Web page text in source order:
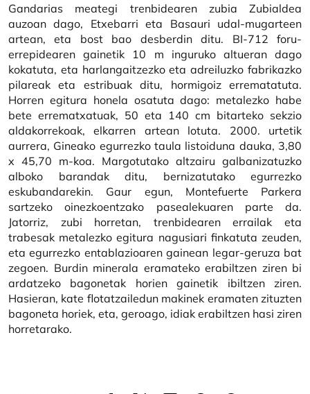
Gandarias meategi trenbidearen zubia Zubialdea
auzoan dago, Etxebarri eta Basauri udal-mugarteen
artean, eta bost bao desberdin ditu. BI-712 foru-
errepidearen gainetik 10 m inguruko altueran dago
kokatuta, eta harlangaitzezko eta adreiluzko fabrikazko
pilareak eta estribuak ditu, hormigoiz errematatuta.
Horren egitura honela osatuta dago: metalezko habe
bete errematxatuak, 50 eta 140 cm bitarteko sekzio
aldakorrekoak, elkarren artean lotuta. 2000. urtetik
aurrera, Gineako egurrezko taula listoiduna dauka, 3,80
x 45,70 m-koa. Margotutako altzairu galbanizatuzko
alboko barandak ditu, bernizatutako egurrezko
eskubandarekin. Gaur egun, Montefuerte Parkera
sartzeko oinezkoentzako pasealekuaren parte da.
Jatorriz, zubi horretan, trenbidearen errailak eta
trabesak metalezko egitura nagusiari finkatuta zeuden,
eta egurrezko entablazioaren gainean legar-geruza bat
zegoen. Burdin minerala eramateko erabiltzen ziren bi
ardatzeko bagonetak horien gainetik ibiltzen ziren.
Hasieran, kate flotatzailedun makinek eramaten zituzten
bagoneta horiek, eta, geroago, idiak erabiltzen hasi ziren
horretarako.